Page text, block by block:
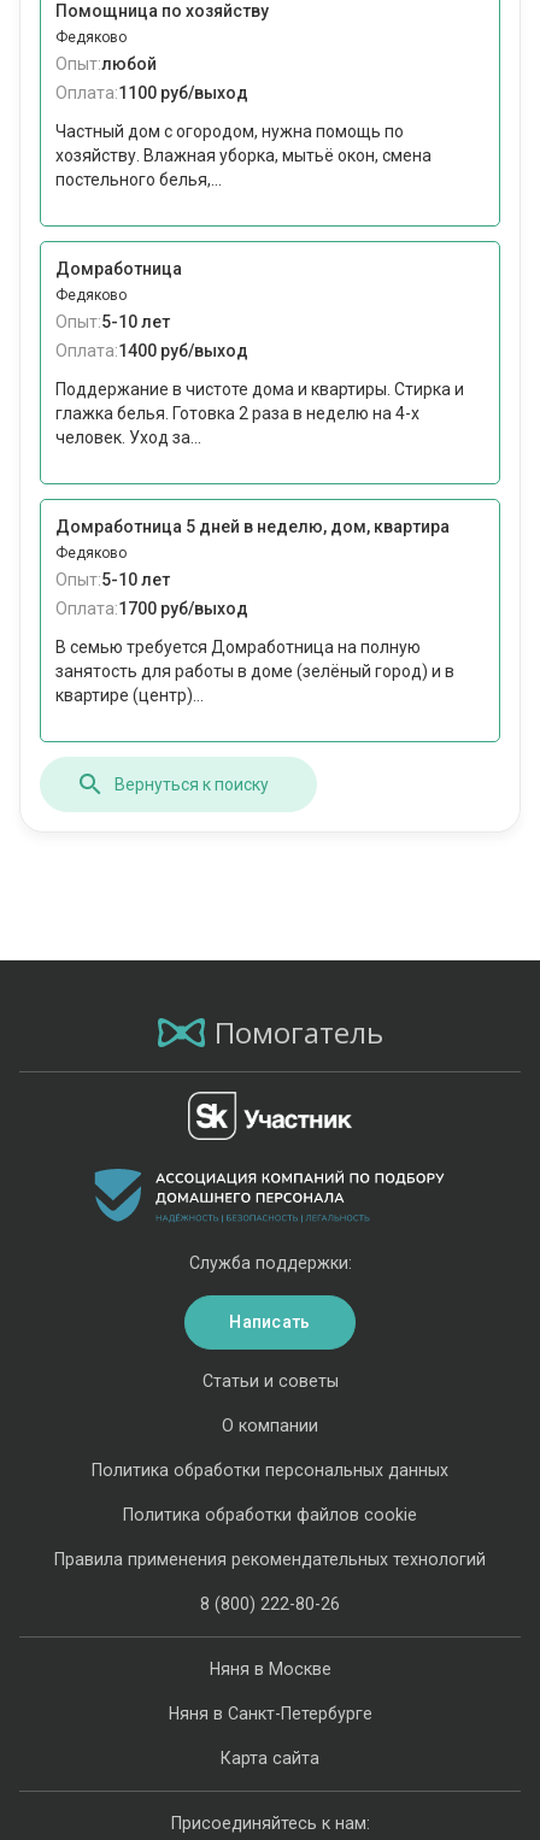
Помощница по хозяйству
Федяково
Опыт:любой
Оплата:1100 руб/выход
Частный дом с огородом, нужна помощь по
хозяйству. Влажная уборка, мытьё окон, смена
постельного белья,...
Домработница
Федяково
Опыт:5-10 лет
Оплата:1400 руб/выход
Поддержание в чистоте дома и квартиры. Стирка и
глажка белья. Готовка 2 раза в неделю на 4-х
человек. Уход за...
Домработница 5 дней в неделю, дом, квартира
Федяково
Опыт:5-10 лет
Оплата:1700 руб/выход
В семью требуется Домработница на полную
занятость для работы в доме (зелёный город) и в
квартире (центр)...
Вернуться к поиску
Помогатель
Няня в Москве
Няня в Санкт-Петербурге
Карта сайта
Статьи и советы
О компании
Политика обработки персональных данных
Политика обработки файлов cookie
Правила применения рекомендательных технологий
8 (800) 222-80-26
Служба поддержки:
Написать
Присоединяйтесь к нам: